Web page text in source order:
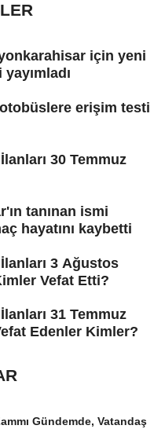
için yeni
erişim testi
30 Temmuz
tanınan ismi
hayatını kaybetti
3 Ağustos
Vefat Etti?
31 Temmuz
Edenler Kimler?
Gündemde, Vatandaş